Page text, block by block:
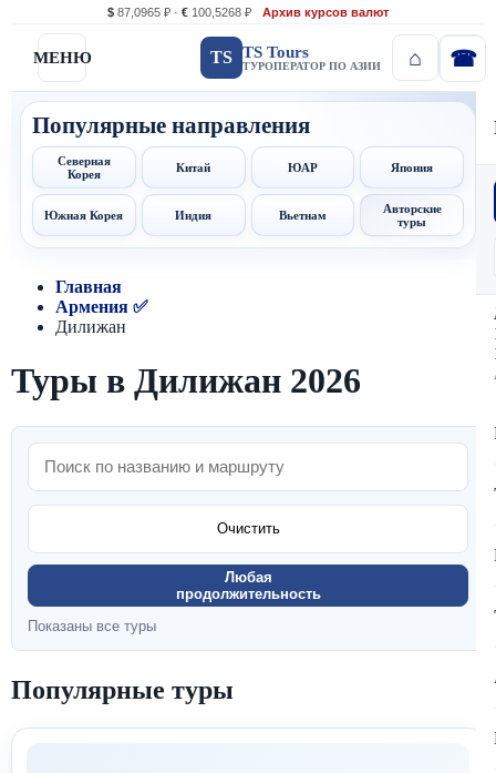
$ 87,0965 ₽ · € 100,5268 ₽ Архив курсов валют
МЕНЮ TS TS Tours
ТУРОПЕРАТОР ПО АЗИИ
Популярные направления
Северная
Корея
Китай ЮАР Япония
Южная Корея Индия Вьетнам
Авторские
туры
Главная
Армения ✅
Дилижан
Туры в Дилижан 2026
Очистить
Любая
продолжительность
Показаны все туры
Популярные туры